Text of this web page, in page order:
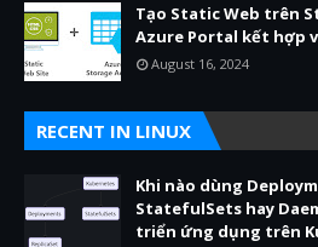
Tạo Static Web trên
Azure Portal kết hợp
August 16, 2024
RECENT IN LINUX
Khi nào dùng
StatefulSets hay
triển ứng dụng trên